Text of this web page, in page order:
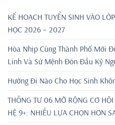
KẾ HOẠCH TUYỂN SINH VÀO
HỌC 2026 – 2027
Hòa Nhịp Cùng Thành Phố Mới
Linh Và Sứ Mệnh Đón Đầu Kỷ
Hướng Đi Nào Cho Học Sinh
THÔNG TƯ 06 MỞ RỘNG CƠ
HỆ 9+: NHIỀU LỰA CHỌN HƠN